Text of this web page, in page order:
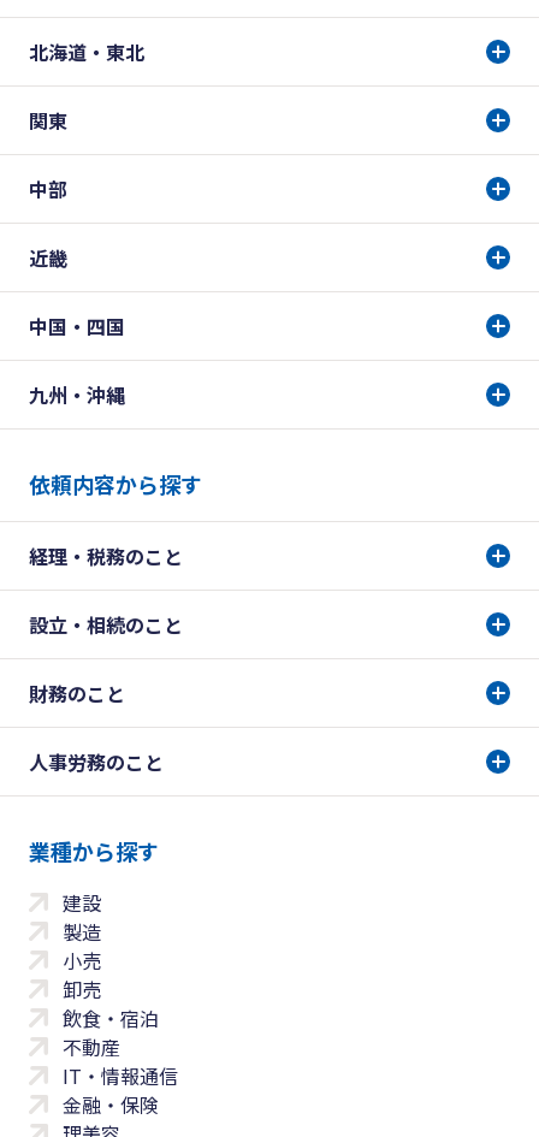
北海道・東北
関東
中部
近畿
中国・四国
九州・沖縄
依頼内容から探す
経理・税務のこと
設立・相続のこと
財務のこと
人事労務のこと
業種から探す
建設
製造
小売
卸売
飲食・宿泊
不動産
IT・情報通信
金融・保険